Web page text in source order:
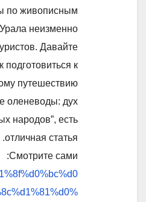
по живописным
неизменно
Давайте
подготовиться к
путешествию.
оленеводы: дух
народов”, есть
отличная статья.
Смотрите сами: